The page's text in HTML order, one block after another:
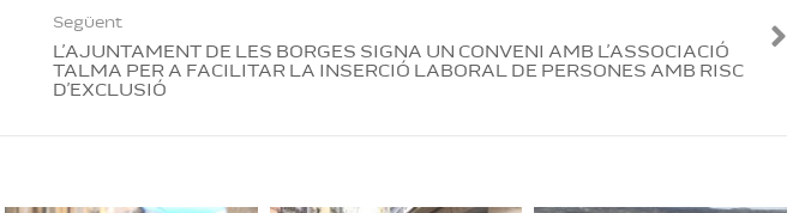
Següent
L’AJUNTAMENT DE LES BORGES SIGNA UN CONVENI AMB L’ASSOCIACIÓ
TALMA PER A FACILITAR LA INSERCIÓ LABORAL DE PERSONES AMB RISC
D’EXCLUSIÓ